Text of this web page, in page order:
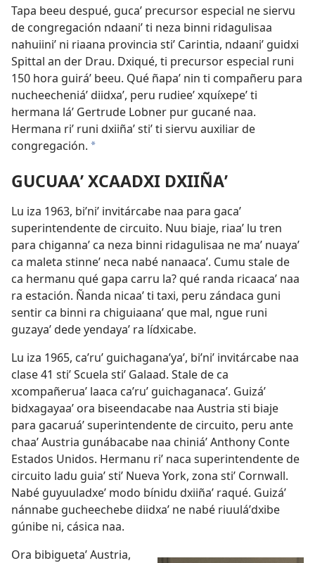
Tapa beeu despué, gucaʼ precursor especial ne siervu
de congregación ndaaniʼ ti neza binni ridagulisaa
nahuiiniʼ ni riaana provincia stiʼ Carintia, ndaaniʼ guidxi
Spittal an der Drau. Dxiqué, ti precursor especial runi
150 hora guiráʼ beeu. Qué ñapaʼ nin ti compañeru para
nucheecheniáʼ diidxaʼ, peru rudieeʼ xquíxepeʼ ti
hermana láʼ Gertrude Lobner pur gucané naa.
Hermana riʼ runi dxiiñaʼ stiʼ ti siervu auxiliar de
congregación. *
GUCUAAʼ XCAADXI DXIIÑAʼ
Lu iza 1963, biʼniʼ invitárcabe naa para gacaʼ
superintendente de circuito. Nuu biaje, riaaʼ lu tren
para chigannaʼ ca neza binni ridagulisaa ne maʼ nuayaʼ
ca maleta stinneʼ neca nabé nanaacaʼ. Cumu stale de
ca hermanu qué gapa carru la? qué randa ricaacaʼ naa
ra estación. Ñanda nicaaʼ ti taxi, peru zándaca guni
sentir ca binni ra chiguiaanaʼ que mal, ngue runi
guzayaʼ dede yendayaʼ ra lídxicabe.
Lu iza 1965, caʼruʼ guichaganaʼyaʼ, biʼniʼ invitárcabe naa
clase 41 stiʼ Scuela stiʼ Galaad. Stale de ca
xcompañeruaʼ laaca caʼruʼ guichaganacaʼ. Guizáʼ
bidxagayaaʼ ora biseendacabe naa Austria sti biaje
para gacaruáʼ superintendente de circuito, peru ante
chaaʼ Austria gunábacabe naa chiniáʼ Anthony Conte
Estados Unidos. Hermanu riʼ naca superintendente de
circuito ladu guiaʼ stiʼ Nueva York, zona stiʼ Cornwall.
Nabé guyuuladxeʼ modo bínidu dxiiñaʼ raqué. Guizáʼ
nánnabe gucheechebe diidxaʼ ne nabé riuuláʼdxibe
gúnibe ni, cásica naa.
Ora bibiguetaʼ Austria,